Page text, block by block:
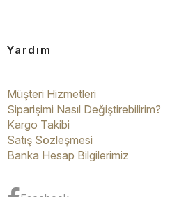
Yardım
Müşteri Hizmetleri
Siparişimi Nasıl Değiştirebilirim?
Kargo Takibi
Satış Sözleşmesi
Banka Hesap Bilgilerimiz